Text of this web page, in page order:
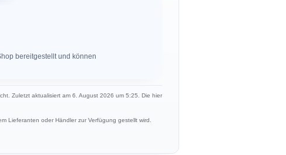
bereitgestellt und können
Zuletzt aktualisiert am 6. August 2026 um 5:25. Die hier
Lieferanten oder Händler zur Verfügung gestellt wird.